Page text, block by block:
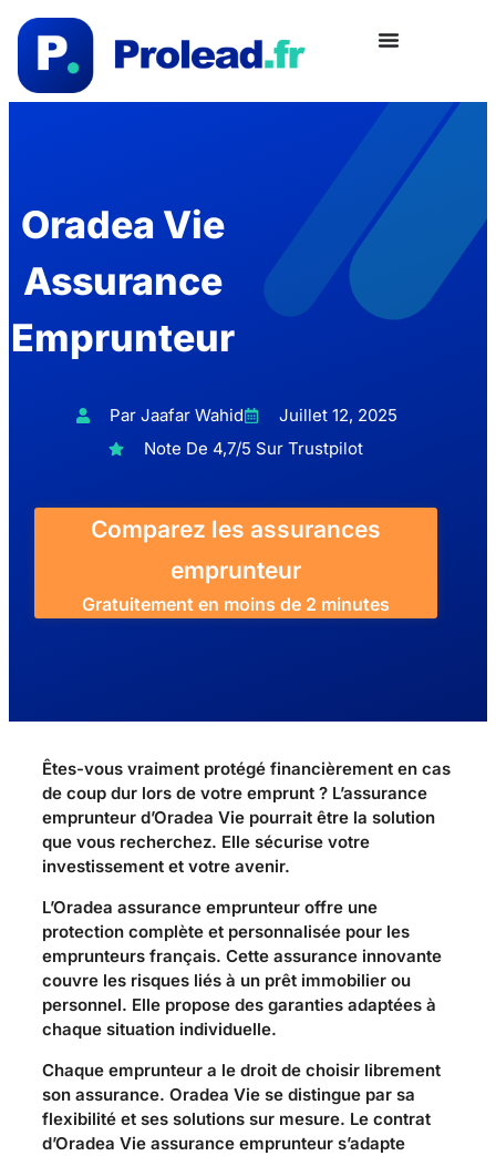
Oradea Vie
Assurance
Emprunteur
Par Jaafar Wahid
Juillet 12, 2025
Note De 4,7/5 Sur Trustpilot
Comparez les assurances
emprunteur
Gratuitement en moins de 2 minutes
Êtes-vous vraiment protégé financièrement en cas
de coup dur lors de votre emprunt ? L’assurance
emprunteur d’Oradea Vie pourrait être la solution
que vous recherchez. Elle sécurise votre
investissement et votre avenir.
L’Oradea assurance emprunteur offre une
protection complète et personnalisée pour les
emprunteurs français. Cette assurance innovante
couvre les risques liés à un prêt immobilier ou
personnel. Elle propose des garanties adaptées à
chaque situation individuelle.
Chaque emprunteur a le droit de choisir librement
son assurance. Oradea Vie se distingue par sa
flexibilité et ses solutions sur mesure. Le contrat
d’Oradea Vie assurance emprunteur s’adapte